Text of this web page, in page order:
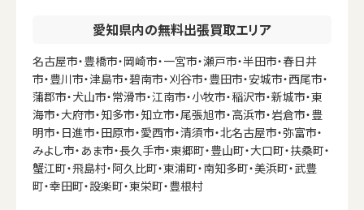
愛知県内の無料出張買取エリア
名古屋市・豊橋市・岡崎市・一宮市・瀬戸市・半田市・春日井
市・豊川市・津島市・碧南市・刈谷市・豊田市・安城市・西尾市・
蒲郡市・犬山市・常滑市・江南市・小牧市・稲沢市・新城市・東
海市・大府市・知多市・知立市・尾張旭市・高浜市・岩倉市・豊
明市・日進市・田原市・愛西市・清須市・北名古屋市・弥富市・
みよし市・あま市・長久手市・東郷町・豊山町・大口町・扶桑町・
蟹江町・飛島村・阿久比町・東浦町・南知多町・美浜町・武豊
町・幸田町・設楽町・東栄町・豊根村